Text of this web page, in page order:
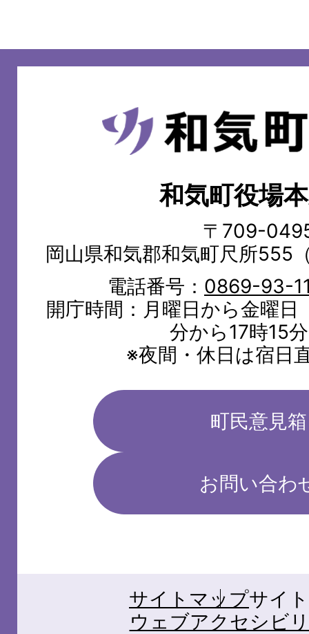
和
気
和気町役場
〒709-
岡山県和気郡和気町尺所555
電話番号： 0869-93-
開庁時間：月曜日から金曜
分から17時15
※夜間・休日は宿日
町民意見箱
お問い合わ
サイトマップサイ
ウェブアクセシビ